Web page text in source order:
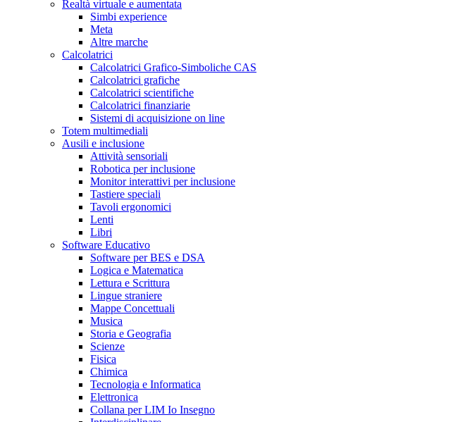
Realtà virtuale e aumentata
Simbi experience
Meta
Altre marche
Calcolatrici
Calcolatrici Grafico-Simboliche CAS
Calcolatrici grafiche
Calcolatrici scientifiche
Calcolatrici finanziarie
Sistemi di acquisizione on line
Totem multimediali
Ausili e inclusione
Attività sensoriali
Robotica per inclusione
Monitor interattivi per inclusione
Tastiere speciali
Tavoli ergonomici
Lenti
Libri
Software Educativo
Software per BES e DSA
Logica e Matematica
Lettura e Scrittura
Lingue straniere
Mappe Concettuali
Musica
Storia e Geografia
Scienze
Fisica
Chimica
Tecnologia e Informatica
Elettronica
Collana per LIM Io Insegno